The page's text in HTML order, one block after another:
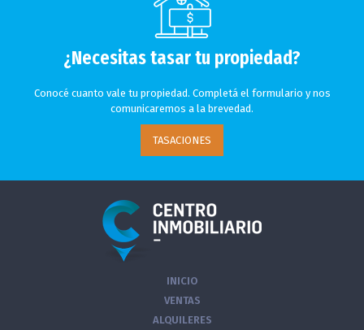
¿Necesitas tasar tu propiedad?
Conocé cuanto vale tu propiedad. Completá el formulario y nos
comunicaremos a la brevedad.
TASACIONES
INICIO
VENTAS
ALQUILERES